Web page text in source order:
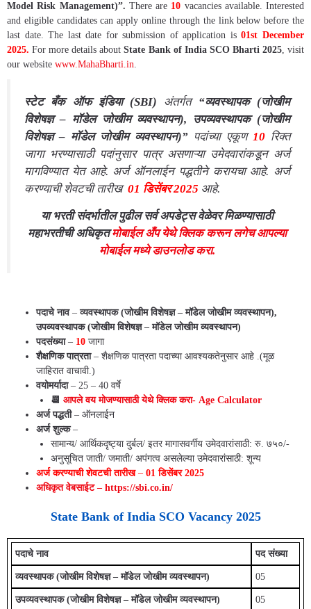
Model Risk Management)”. There are 10 vacancies available. Interested
and eligible candidates can apply online through the link below before the
last date. The last date for submission of application is01st December
2025. For more details aboutState Bank of India SCO Bharti 2025, visit
our website www.MahaBharti.in.
स्टेट बँक ऑफ इंडिया (SBI) अंतर्गत “व्यवस्थापक (जोखीम
विशेषज्ञ – मॉडेल जोखीम व्यवस्थापन), उपव्यवस्थापक (जोखीम
विशेषज्ञ – मॉडेल जोखीम व्यवस्थापन)” पदांच्या एकूण 10 रिक्त
जागा भरण्यासाठी पदांनुसार पात्र असणाऱ्या उमेदवारांकडून अर्ज
मागविण्यात येत आहे. अर्ज ऑनलाईन पद्धतीने करायचा आहे. अर्ज
करण्याची शेवटची तारीख 01 डिसेंबर 2025 आहे.
या भरती संदर्भातील पुढील सर्व अपडेट्स वेळेवर मिळण्यासाठी
महाभरतीची अधिकृतमोबाईल अँप येथे क्लिक करून लगेच आपल्या
मोबाईल मध्ये डाउनलोड करा.
पदाचे नाव– व्यवस्थापक (जोखीम विशेषज्ञ – मॉडेल जोखीम व्यवस्थापन),
उपव्यवस्थापक (जोखीम विशेषज्ञ – मॉडेल जोखीम व्यवस्थापन)
पदसंख्या– 10 जागा
शैक्षणिक पात्रता– शैक्षणिक पात्रता पदाच्या आवश्यकतेनुसार आहे .(मूळ
जाहिरात वाचावी.)
वयोमर्यादा– 25 – 40 वर्षे
📆 आपले वय मोजण्यासाठी येथे क्लिक करा- Age Calculator
अर्ज पद्धती – ऑनलाईन
अर्ज शुल्क–
सामान्य/ आर्थिकदृष्ट्या दुर्बल/ इतर मागासवर्गीय उमेदवारांसाठी: रु. ७५०/-
अनुसूचित जाती/ जमाती/ अपंगत्व असलेल्या उमेदवारांसाठी: शून्य
अर्ज करण्याची शेवटची तारीख– 01 डिसेंबर 2025
अधिकृत वेबसाईट – https://sbi.co.in/
State Bank of India SCO Vacancy 2025
पदाचे नाव पद संख्या
व्यवस्थापक (जोखीम विशेषज्ञ – मॉडेल जोखीम व्यवस्थापन) 05
उपव्यवस्थापक (जोखीम विशेषज्ञ – मॉडेल जोखीम व्यवस्थापन) 05